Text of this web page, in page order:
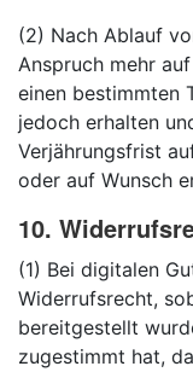
(2) Nach Ablauf
Anspruch mehr
einen bestimmten
jedoch erhalten
Verjährungsfrist
oder auf Wunsch
10.
(1) Bei digitalen
Widerrufsrecht,
bereitgestellt
zugestimmt hat,